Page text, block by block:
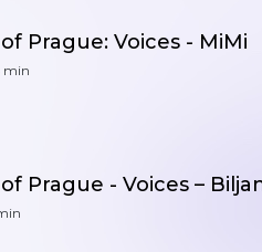
Prague: Voices - MiMi
min
Prague - Voices –